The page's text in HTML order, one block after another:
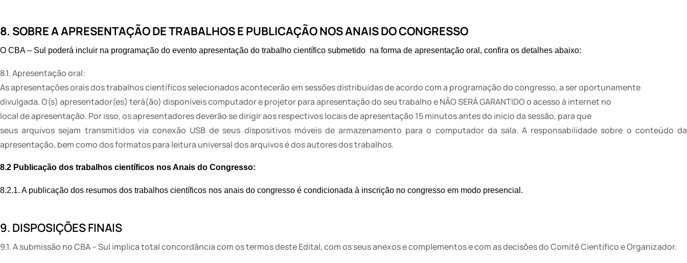
8. SOBRE A APRESENTAÇÃO DE TRABALHOS E PUBLICAÇÃO NOS ANAIS DO CONGRESSO
O CBA – Sul poderá incluir na programação do evento apresentação do trabalho científico submetido  na forma de apresentação oral, confira os detalhes abaixo:
8.1. Apresentação oral:
As apresentações orais dos trabalhos científicos selecionados acontecerão em sessões distribuídas de acordo com a programação do congresso, a ser oportunamente
divulgada. O(s) apresentador(es) terá(ão) disponíveis computador e projetor para apresentação do seu trabalho e NÃO SERÁ GARANTIDO o acesso à internet no
local de apresentação. Por isso, os apresentadores deverão se dirigir aos respectivos locais de apresentação 15 minutos antes do início da sessão, para que
seus arquivos sejam transmitidos via conexão USB de seus dispositivos móveis de armazenamento para o computador da sala. A responsabilidade sobre o conteúdo da
apresentação, bem como dos formatos para leitura universal dos arquivos é dos autores dos trabalhos.
8.2 Publicação dos trabalhos científicos nos Anais do Congresso:
8.2.1. A publicação dos resumos dos trabalhos científicos nos anais do congresso é condicionada à inscrição no congresso em modo presencial.
9. DISPOSIÇÕES FINAIS
9.1. A submissão no CBA – Sul implica total concordância com os termos deste Edital, com os seus anexos e complementos e com as decisões do Comitê Científico e Organizador.